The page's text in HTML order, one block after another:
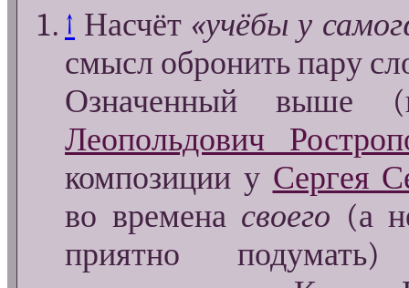
↑ Насчёт «учёбы у
смысл обронить пару
Означенный
Леопольдович
композиции у Сергея
во времена своего (а
приятно